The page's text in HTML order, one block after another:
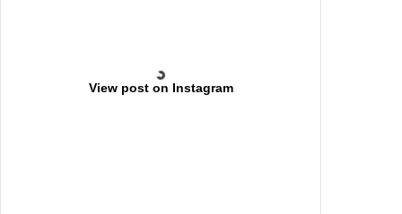
View post on Instagram